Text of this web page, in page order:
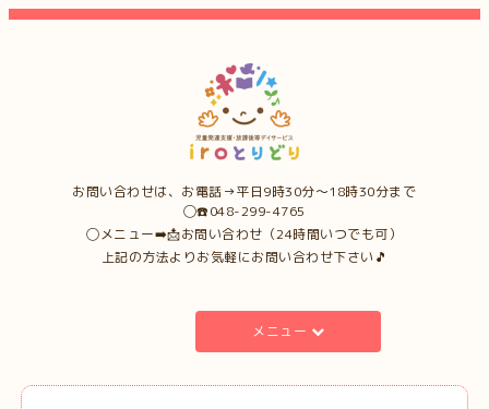
お問い合わせは、お電話→平日9時30分〜18時30分まで
◯☎️048-299-4765
◯メニュー➡️📩お問い合わせ（24時間いつでも可）
上記の方法よりお気軽にお問い合わせ下さい🎵
メニュー